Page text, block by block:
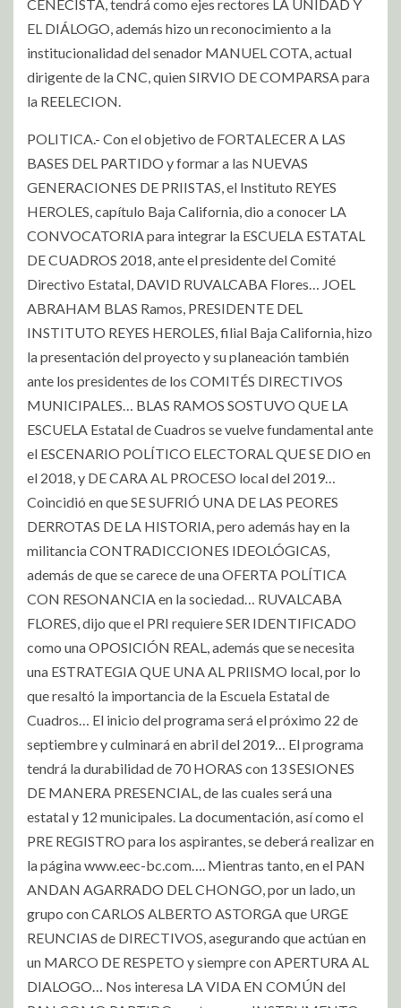
CENECISTA, tendrá como ejes rectores LA UNIDAD Y
EL DIÁLOGO, además hizo un reconocimiento a la
institucionalidad del senador MANUEL COTA, actual
dirigente de la CNC, quien SIRVIO DE COMPARSA para
la REELECION.
POLITICA.- Con el objetivo de FORTALECER A LAS
BASES DEL PARTIDO y formar a las NUEVAS
GENERACIONES DE PRIISTAS, el Instituto REYES
HEROLES, capítulo Baja California, dio a conocer LA
CONVOCATORIA para integrar la ESCUELA ESTATAL
DE CUADROS 2018, ante el presidente del Comité
Directivo Estatal, DAVID RUVALCABA Flores… JOEL
ABRAHAM BLAS Ramos, PRESIDENTE DEL
INSTITUTO REYES HEROLES, filial Baja California, hizo
la presentación del proyecto y su planeación también
ante los presidentes de los COMITÉS DIRECTIVOS
MUNICIPALES… BLAS RAMOS SOSTUVO QUE LA
ESCUELA Estatal de Cuadros se vuelve fundamental ante
el ESCENARIO POLÍTICO ELECTORAL QUE SE DIO en
el 2018, y DE CARA AL PROCESO local del 2019…
Coincidió en que SE SUFRIÓ UNA DE LAS PEORES
DERROTAS DE LA HISTORIA, pero además hay en la
militancia CONTRADICCIONES IDEOLÓGICAS,
además de que se carece de una OFERTA POLÍTICA
CON RESONANCIA en la sociedad… RUVALCABA
FLORES, dijo que el PRI requiere SER IDENTIFICADO
como una OPOSICIÓN REAL, además que se necesita
una ESTRATEGIA QUE UNA AL PRIISMO local, por lo
que resaltó la importancia de la Escuela Estatal de
Cuadros… El inicio del programa será el próximo 22 de
septiembre y culminará en abril del 2019… El programa
tendrá la durabilidad de 70 HORAS con 13 SESIONES
DE MANERA PRESENCIAL, de las cuales será una
estatal y 12 municipales. La documentación, así como el
PRE REGISTRO para los aspirantes, se deberá realizar en
la página www.eec-bc.com…. Mientras tanto, en el PAN
ANDAN AGARRADO DEL CHONGO, por un lado, un
grupo con CARLOS ALBERTO ASTORGA que URGE
REUNCIAS de DIRECTIVOS, asegurando que actúan en
un MARCO DE RESPETO y siempre con APERTURA AL
DIALOGO… Nos interesa LA VIDA EN COMÚN del